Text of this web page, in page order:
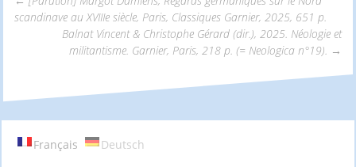
Navigation
des
articles
scandinave au XVIIIe siècle, Paris, Classiques Garnier, 2025, 651 p.
Balnat Vincent & Christophe Gérard (dir.), 2025. Néologie et
militantisme. Garnier, Paris, 218 p. (= Neologica n°19). →
Français Deutsch